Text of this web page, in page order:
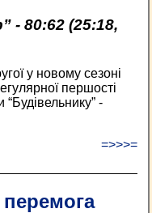
- 80:62 (25:18,
у новому сезоні
першості
“Будівельнику” -
=>>>=
перемога